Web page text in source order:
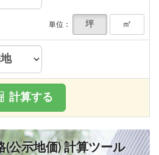
単位： 坪 ㎡
計算する
(公示地価) 計算ツール